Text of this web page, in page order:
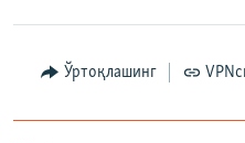
Ўртоқлашинг